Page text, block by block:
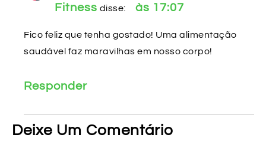
Fitness disse:
às 17:07
Fico feliz que tenha gostado! Uma alimentação
saudável faz maravilhas em nosso corpo!
Responder
Deixe Um Comentário